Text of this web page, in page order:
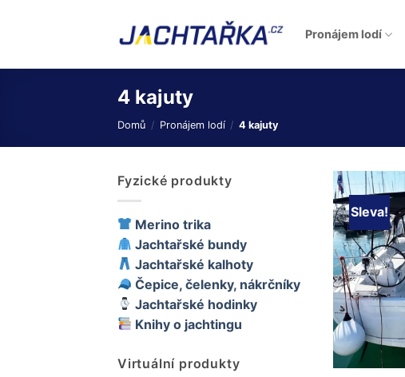
Pronájem lodí
4 kajuty
Domů / Pronájem lodí / 4 kajuty
Fyzické produkty
Merino trika
Jachtařské bundy
Jachtařské kalhoty
Čepice, čelenky, nákrčníky
Jachtařské hodinky
Knihy o jachtingu
Virtuální produkty
Sleva!